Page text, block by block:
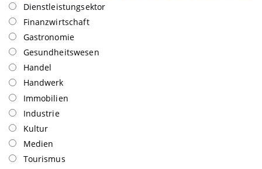
Dienstleistungsektor
Finanzwirtschaft
Gastronomie
Gesundheitswesen
Handel
Handwerk
Immobilien
Industrie
Kultur
Medien
Tourismus